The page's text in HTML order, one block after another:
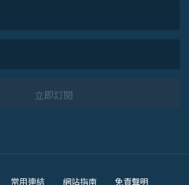
立即訂閱
常用連結 網站指南 免責聲明